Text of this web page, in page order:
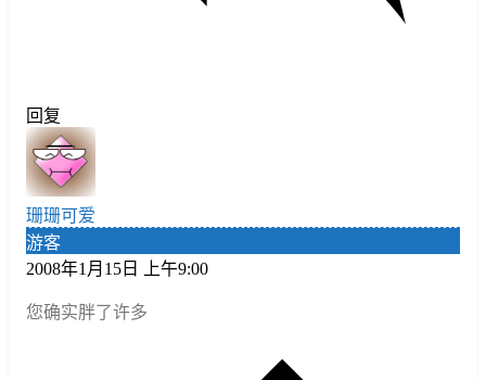
回复
珊珊可爱
游客
2008年1月15日 上午9:00
您确实胖了许多